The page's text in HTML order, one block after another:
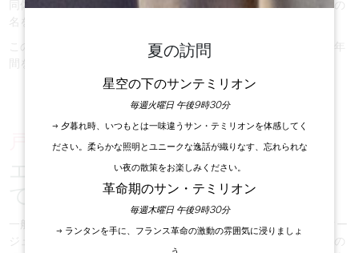
同体を設立し、住民を伝道した。こうして、数世紀後に信徒がその
名を冠した偉大な修道院都市が誕生した。
この聖人は767年、村の中心部にある簡素な洞窟の
戸惑うだろう：
エミリオンの椅子の伝説によっ
一般には ほとんど知られて いないが、サンテミリオンのエルミター
不思議な場所である。自然のシェルターを形成しているこの
夏の訪問
星空の下のサンテミリオン
毎週火曜日 午後9時30分
→ 夕暮れ時、いつもとは一味違うサン・テミリオンを体感してく
ださい。柔らかな照明とユニークな逸話が織りなす、忘れられな
い夜の散策をお楽しみください。
革命期のサン・テミリオン
毎週木曜日 午後9時30分
→ ランタンを手に、フランス革命の激動の雰囲気に浸りましょ